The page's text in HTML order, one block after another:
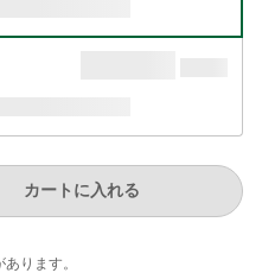
カートに入れる
ります。